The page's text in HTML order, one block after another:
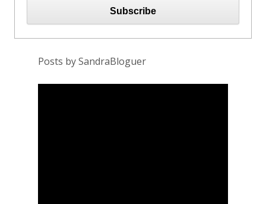
Posts by SandraBloguer